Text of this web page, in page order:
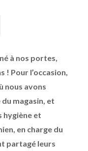
o r
à nos portes,
! Pour l’occasion,
nous avons
magasin, et
hygiène et
en charge du
partagé leurs